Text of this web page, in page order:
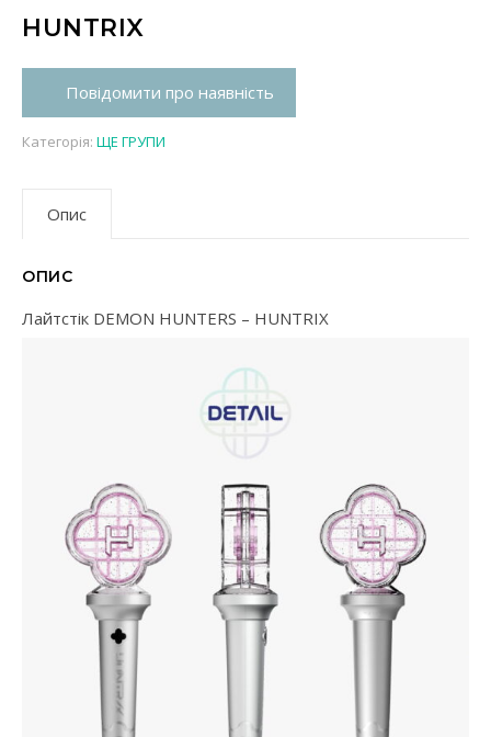
HUNTRIX
Повідомити про наявність
Категорія: ЩЕ ГРУПИ
Опис
ОПИС
Лайтстік DEMON HUNTERS – HUNTRIX